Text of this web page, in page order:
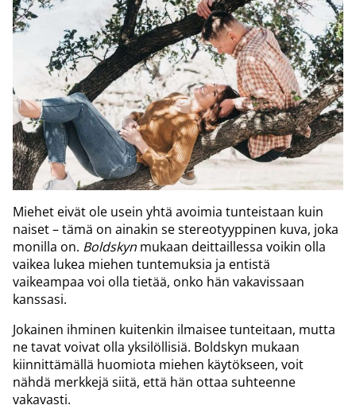
Miehet eivät ole usein yhtä avoimia tunteistaan kuin
naiset – tämä on ainakin se stereotyyppinen kuva, joka
monilla on. Boldskyn mukaan deittaillessa voikin olla
vaikea lukea miehen tuntemuksia ja entistä
vaikeampaa voi olla tietää, onko hän vakavissaan
kanssasi.
Jokainen ihminen kuitenkin ilmaisee tunteitaan, mutta
ne tavat voivat olla yksilöllisiä. Boldskyn mukaan
kiinnittämällä huomiota miehen käytökseen, voit
nähdä merkkejä siitä, että hän ottaa suhteenne
vakavasti.